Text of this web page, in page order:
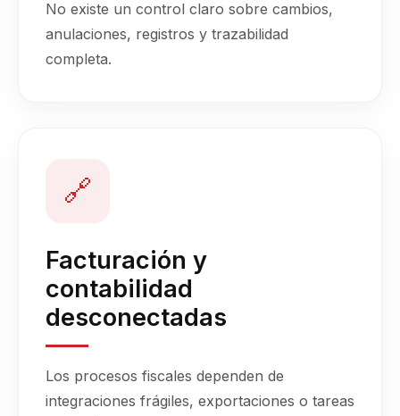
No existe un control claro sobre cambios,
anulaciones, registros y trazabilidad
completa.
🔗
Facturación y
contabilidad
desconectadas
Los procesos fiscales dependen de
integraciones frágiles, exportaciones o tareas